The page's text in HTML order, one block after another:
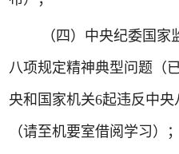
（四）中央纪委国
八项规定精神典型问题（
央和国家机关6起违反中央
（请至机要室借阅学习）；